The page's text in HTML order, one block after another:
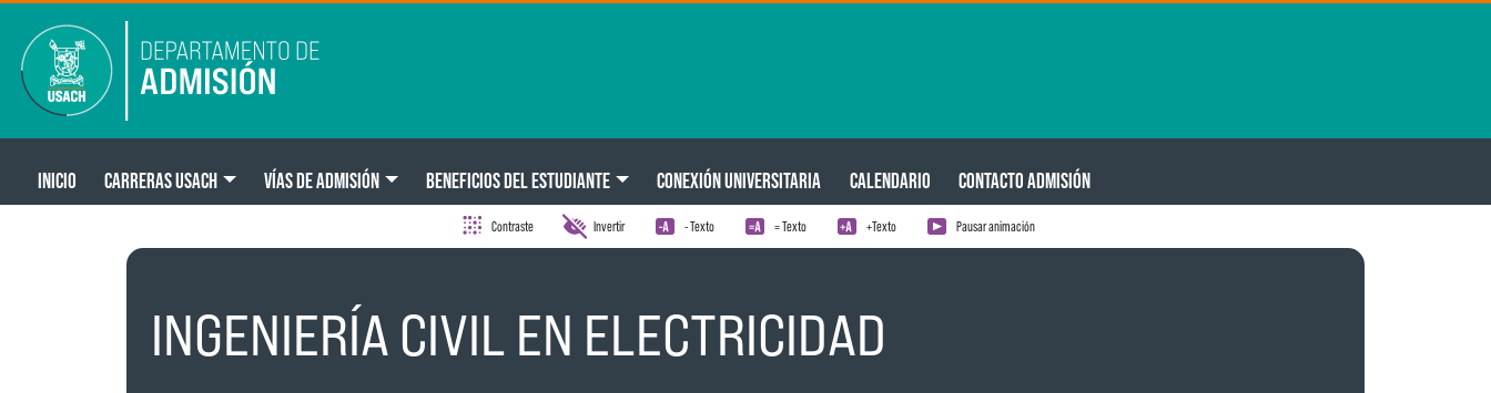
Main navigation
INICIO CARRERAS USACH VÍAS DE ADMISIÓN BENEFICIOS DEL ESTUDIANTE CONEXIÓN UNIVERSITARIA CALENDARIO CONTACTO ADMISIÓN
Contraste Invertir - Texto = Texto +Texto Pausar animación
INGENIERÍA CIVIL EN ELECTRICIDAD